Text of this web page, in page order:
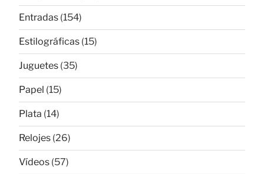
Entradas (154)
Estilográficas (15)
Juguetes (35)
Papel (15)
Plata (14)
Relojes (26)
Vídeos (57)